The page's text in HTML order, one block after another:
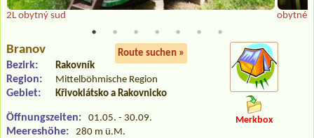
2L obytný sud obytné
Branov Route suchen »
Bezirk: Rakovník
Region: Mittelböhmische Region
Gebiet: Křivoklátsko a Rakovnicko
Öffnungszeiten: 01.05. - 30.09.
Meereshöhe: 280 m ü.M.
Merkbox